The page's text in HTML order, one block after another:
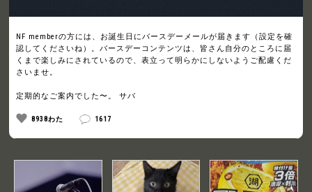
NF memberの方には、お誕生日にバースデーメールが届きます（設定を確
認してくださいね）。バースデーコンテンツは、皆さん自分のところに届
くまで楽しみにされているので、表立って明らかにしないようご配慮くだ
さいませ。
定期的なご案内でした〜。 サバ
8938わた 1617